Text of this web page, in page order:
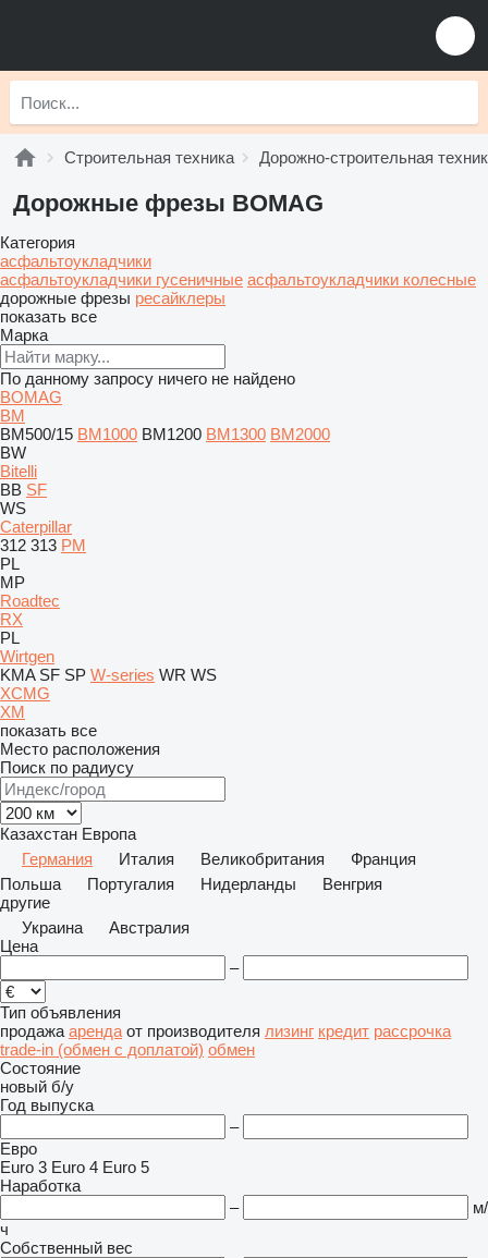
Строительная техника Дорожно-строительная
Дорожные фрезы BOMAG
Категория
асфальтоукладчики
асфальтоукладчики гусеничные асфальтоукладчики колесные
дорожные фрезы ресайклеры
показать все
Марка
По данному запросу ничего не найдено
BOMAG
BM
BM500/15 BM1000 BM1200 BM1300 BM2000
BW
Bitelli
BB SF
WS
Caterpillar
312 313 PM
PL
MP
Roadtec
RX
PL
Wirtgen
KMA SF SP W-series WR WS
XCMG
XM
показать все
Место расположения
Поиск по радиусу
Казахстан Европа
Германия
Италия Великобритания
Франция
Польша
Португалия Нидерланды
Венгрия
другие
Украина
Австралия
Цена
–
Тип объявления
продажа аренда от производителя лизинг кредит рассрочка
trade-in (обмен с доплатой) обмен
Состояние
новый б/у
Год выпуска
–
Евро
Euro 3 Euro 4 Euro 5
Наработка
–
м/
ч
Собственный вес